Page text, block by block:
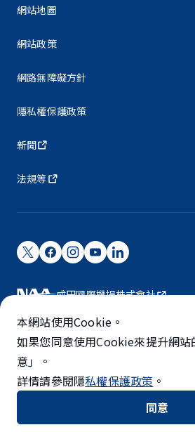
網站地圖
網站政策
網路無障礙方針
隱私權保護政策
新聞
法規等
成田國際機場株式會社
成田國際機場由NAA營運。
©NARITA INTERNATIONAL AIRPORT CORPORATION
5-STAR AIRPORT
本網站使用Cookie。
如果您同意使用Cookie來提升網站
意」。
詳情請參閱隱私權保護政策 。
同意